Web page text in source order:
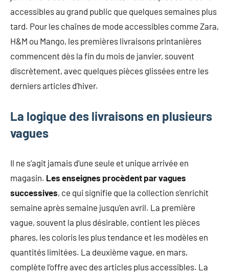
accessibles au grand public que quelques semaines plus
tard. Pour les chaînes de mode accessibles comme Zara,
H&M ou Mango, les premières livraisons printanières
commencent dès la fin du mois de janvier, souvent
discrètement, avec quelques pièces glissées entre les
derniers articles d’hiver.
La logique des livraisons en plusieurs
vagues
Il ne s’agit jamais d’une seule et unique arrivée en
magasin. Les enseignes procèdent par vagues
successives, ce qui signifie que la collection s’enrichit
semaine après semaine jusqu’en avril. La première
vague, souvent la plus désirable, contient les pièces
phares, les coloris les plus tendance et les modèles en
quantités limitées. La deuxième vague, en mars,
complète l’offre avec des articles plus accessibles. La